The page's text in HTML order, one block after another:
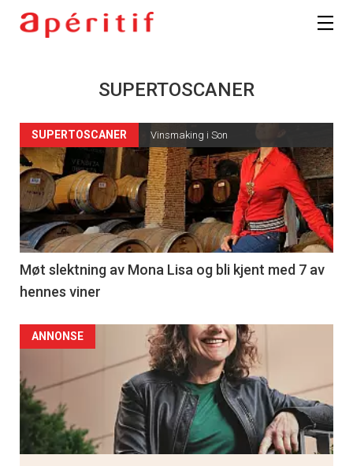
SUPERTOSCANER
SUPERTOSCANER Vinsmaking i Son
Møt slektning av Mona Lisa og bli kjent med 7 av
hennes viner
ANNONSE